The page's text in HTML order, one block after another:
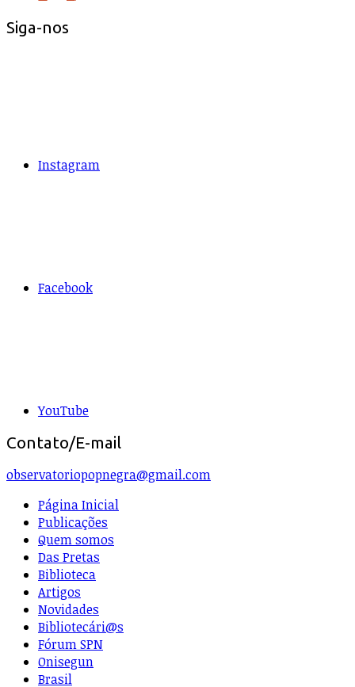
Siga-nos
Instagram
Facebook
YouTube
Contato/E-mail
observatoriopopnegra@gmail.com
Página Inicial
Publicações
Quem somos
Das Pretas
Biblioteca
Artigos
Novidades
Bibliotecári@s
Fórum SPN
Onisegun
Brasil